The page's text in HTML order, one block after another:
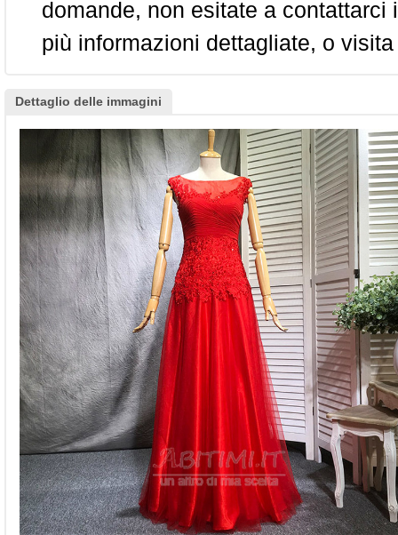
domande, non esitate a
più informazioni dettagliate, o
Dettaglio delle immagini